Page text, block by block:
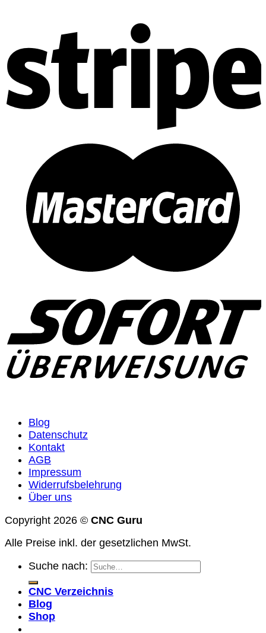
Blog
Datenschutz
Kontakt
AGB
Impressum
Widerrufsbelehrung
Über uns
Copyright 2026 © CNC Guru
Alle Preise inkl. der gesetzlichen MwSt.
Suche nach:
CNC Verzeichnis
Blog
Shop